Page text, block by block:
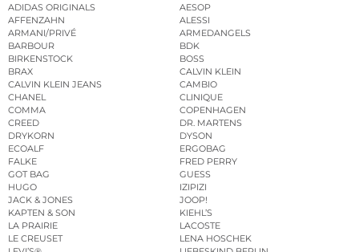
ADIDAS ORIGINALS
AESOP
AFFENZAHN
ALESSI
ARMANI/PRIVÉ
ARMEDANGELS
BARBOUR
BDK
BIRKENSTOCK
BOSS
BRAX
CALVIN KLEIN
CALVIN KLEIN JEANS
CAMBIO
CHANEL
CLINIQUE
COMMA
COPENHAGEN
CREED
DR. MARTENS
DRYKORN
DYSON
ECOALF
ERGOBAG
FALKE
FRED PERRY
GOT BAG
GUESS
HUGO
IZIPIZI
JACK & JONES
JOOP!
KAPTEN & SON
KIEHL’S
LA PRAIRIE
LACOSTE
LE CREUSET
LENA HOSCHEK